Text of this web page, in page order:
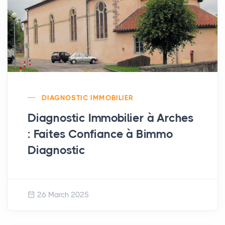
DIAGNOSTIC IMMOBILIER
Diagnostic Immobilier à Arches
: Faites Confiance à Bimmo
Diagnostic
26 March 2025